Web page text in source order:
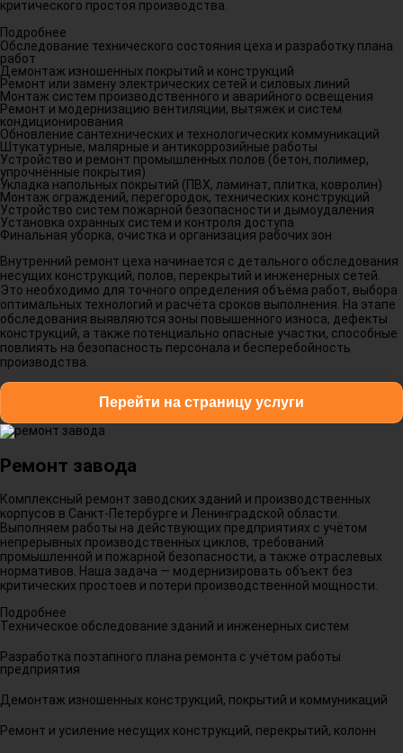
критического простоя производства.
Подробнее
Обследование технического состояния цеха и разработку плана
работ
Демонтаж изношенных покрытий и конструкций
Ремонт или замену электрических сетей и силовых линий
Монтаж систем производственного и аварийного освещения
Ремонт и модернизацию вентиляции, вытяжек и систем
кондиционирования
Обновление сантехнических и технологических коммуникаций
Штукатурные, малярные и антикоррозийные работы
Устройство и ремонт промышленных полов (бетон, полимер,
упрочнённые покрытия)
Укладка напольных покрытий (ПВХ, ламинат, плитка, ковролин)
Монтаж ограждений, перегородок, технических конструкций
Устройство систем пожарной безопасности и дымоудаления
Установка охранных систем и контроля доступа
Финальная уборка, очистка и организация рабочих зон
Внутренний ремонт цеха начинается с детального обследования
несущих конструкций, полов, перекрытий и инженерных сетей.
Это необходимо для точного определения объёма работ, выбора
оптимальных технологий и расчёта сроков выполнения. На этапе
обследования выявляются зоны повышенного износа, дефекты
конструкций, а также потенциально опасные участки, способные
повлиять на безопасность персонала и бесперебойность
производства.
Перейти на страницу услуги
Ремонт завода
Комплексный ремонт заводских зданий и производственных
корпусов в Санкт-Петербурге и Ленинградской области.
Выполняем работы на действующих предприятиях с учётом
непрерывных производственных циклов, требований
промышленной и пожарной безопасности, а также отраслевых
нормативов. Наша задача — модернизировать объект без
критических простоев и потери производственной мощности.
Подробнее
Техническое обследование зданий и инженерных систем
Разработка поэтапного плана ремонта с учётом работы
предприятия
Демонтаж изношенных конструкций, покрытий и коммуникаций
Ремонт и усиление несущих конструкций, перекрытий, колонн